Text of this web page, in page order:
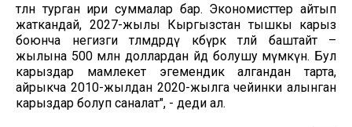
төлөнө турган ири суммалар бар. Экономисттер айтып
жаткандай, 2027-жылы Кыргызстан тышкы карыз
боюнча негизги төлөмдөрдү көбүрөөк төлөй баштайт –
жылына 500 млн доллардан өйдө болушу мүмкүн. Бул
карыздар мамлекет эгемендик алгандан тарта,
айрыкча 2010-жылдан 2020-жылга чейинки алынган
карыздар болуп саналат", - деди ал.